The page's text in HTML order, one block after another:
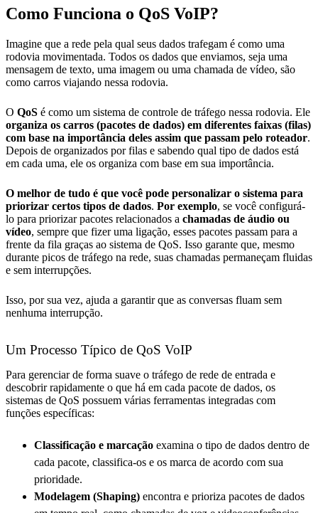
Como Funciona o QoS VoIP?
Imagine que a rede pela qual seus dados trafegam é como uma
rodovia movimentada. Todos os dados que enviamos, seja uma
mensagem de texto, uma imagem ou uma chamada de vídeo, são
como carros viajando nessa rodovia.
O QoS é como um sistema de controle de tráfego nessa rodovia. Ele
organiza os carros (pacotes de dados) em diferentes faixas (filas)
com base na importância deles assim que passam pelo roteador.
Depois de organizados por filas e sabendo qual tipo de dados está
em cada uma, ele os organiza com base em sua importância.
O melhor de tudo é que você pode personalizar o sistema para
priorizar certos tipos de dados. Por exemplo, se você configurá-
lo para priorizar pacotes relacionados a chamadas de áudio ou
vídeo, sempre que fizer uma ligação, esses pacotes passam para a
frente da fila graças ao sistema de QoS. Isso garante que, mesmo
durante picos de tráfego na rede, suas chamadas permaneçam fluidas
e sem interrupções.
Isso, por sua vez, ajuda a garantir que as conversas fluam sem
nenhuma interrupção.
Um Processo Típico de QoS VoIP
Para gerenciar de forma suave o tráfego de rede de entrada e
descobrir rapidamente o que há em cada pacote de dados, os
sistemas de QoS possuem várias ferramentas integradas com
funções específicas:
Classificação e marcação examina o tipo de dados dentro de
cada pacote, classifica-os e os marca de acordo com sua
prioridade.
Modelagem (Shaping) encontra e prioriza pacotes de dados